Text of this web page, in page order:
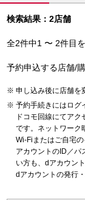
検索結果：2店舗
全2件中1 〜 2件目
予約申込する店舗/
申し込み後に店舗を
予約手続きにはログ
ドコモ回線にてア
です。ネットワーク
Wi-Fiまたはご自宅
アカウントのID／パ
い方も、dアカウン
dアカウントの発行